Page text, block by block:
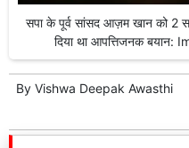
सपा के पूर्व सांसद आज़म खान को 2
दिया था आपत्तिजनक
By Vishwa Deepak Awasthi